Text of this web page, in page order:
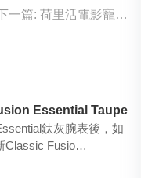
下一篇: 荷里活電影寵兒 Hamilton
Essential Taupe
鈦灰腕表後，如
Classic Fusio…